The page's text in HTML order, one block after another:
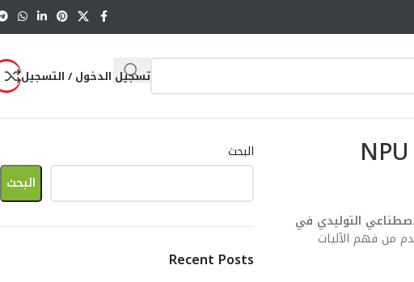
تسجيل الدخول / التسجيل
التوليدي في
من فهم الآليات
البحث
البحث
Recent Posts